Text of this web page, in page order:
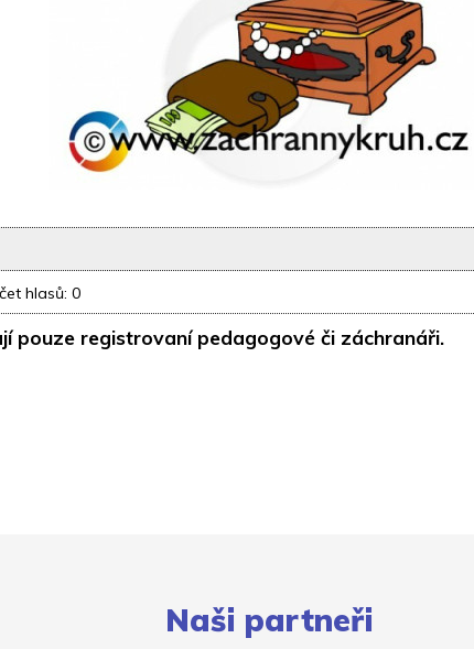
hlasů: 0
pouze registrovaní pedagogové či záchranáři.
Naši partneři